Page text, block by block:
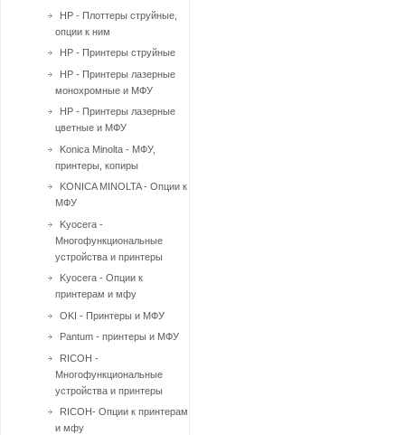
HP - Плоттеры струйные,
опции к ним
HP - Принтеры струйные
HP - Принтеры лазерные
монохромные и МФУ
HP - Принтеры лазерные
цветные и МФУ
Konica Minolta - МФУ,
принтеры, копиры
KONICA MINOLTA - Опции к
МФУ
Kyocera -
Многофункциональные
устройства и принтеры
Kyocera - Опции к
принтерам и мфу
OKI - Принтеры и МФУ
Pantum - принтеры и МФУ
RICOH -
Многофункциональные
устройства и принтеры
RICOH- Опции к принтерам
и мфу